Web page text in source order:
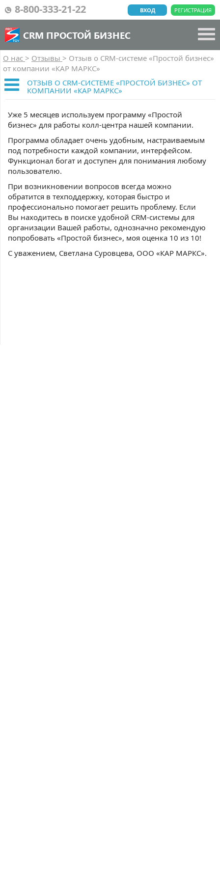
8-800-333-21-22 РЕГИСТРАЦИЯ
ВХОД
CRM ПРОСТОЙ БИЗНЕС
О нас > Отзывы > Отзыв о CRM-системе «Простой бизнес»
от компании «КАР МАРКС»
ОТЗЫВ О CRM-СИСТЕМЕ «ПРОСТОЙ БИЗНЕС» ОТ
КОМПАНИИ «КАР МАРКС»
Уже 5 месяцев используем программу «Простой
бизнес» для работы колл-центра нашей компании.
Программа обладает очень удобным, настраиваемым
под потребности каждой компании, интерфейсом.
Функционал богат и доступен для понимания любому
пользователю.
При возникновении вопросов всегда можно
обратится в техподдержку, которая быстро и
профессионально помогает решить проблему. Если
Вы находитесь в поиске удобной CRM-системы для
организации Вашей работы, однозначно рекомендую
попробовать «Простой бизнес», моя оценка 10 из 10!
С уважением, Светлана Суровцева, ООО «КАР МАРКС».